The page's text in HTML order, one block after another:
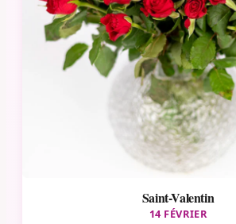
Saint-Valentin
14 FÉVRIER